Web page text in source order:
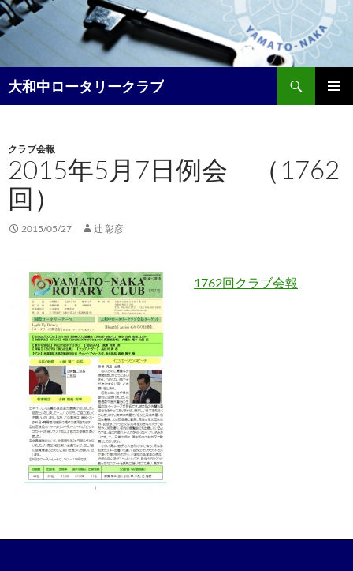
コ
ン
テ
ン
ツ
へ
ッ
プ
大和中ロータリークラブ
検
索
クラブ会報
2015年5月7日例会 （1762
回）
2015/05/27 辻 彰彦
1762回クラブ会報